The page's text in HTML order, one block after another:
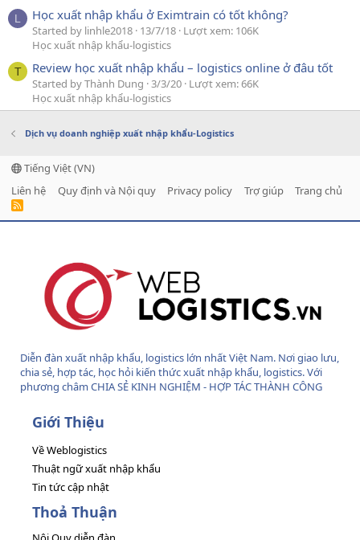
L Học xuất nhập khẩu ở Eximtrain có tốt không?
Started by linhle2018 13/7/18 Lượt xem: 106K
Học xuất nhập khẩu-logistics
T Review học xuất nhập khẩu – logistics online ở đâu tốt
Started by Thành Dung 3/3/20 Lượt xem: 66K
Học xuất nhập khẩu-logistics
Dịch vụ doanh nghiệp xuất nhập khẩu-Logistics
Tiếng Việt (VN)
Liên hệ
Quy định và Nội quy Privacy policy Trợ giúp Trang chủ
R
Diễn đàn xuất nhập khẩu, logistics lớn nhất Việt Nam. Nơi giao lưu,
chia sẻ, hợp tác, học hỏi kiến thức xuất nhập khẩu, logistics. Với
phương châm CHIA SẺ KINH NGHIỆM - HỢP TÁC THÀNH CÔNG
Giới Thiệu
Về Weblogistics
Thuật ngữ xuất nhập khẩu
Tin tức cập nhật
Thoả Thuận